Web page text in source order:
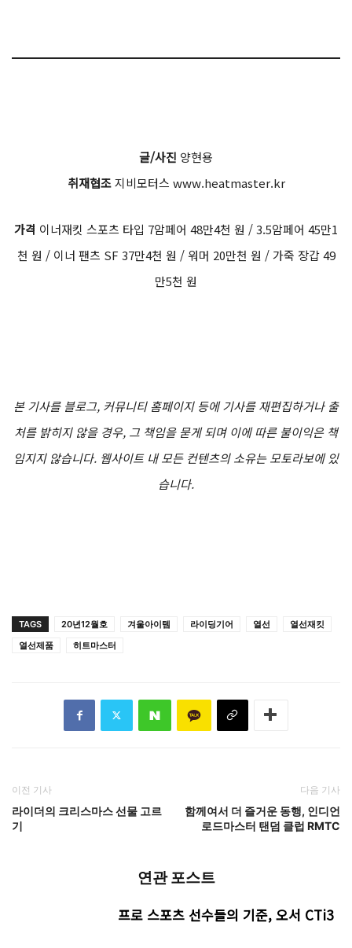
글/사진 양현용
취재협조지비모터스 www.heatmaster.kr
가격 이너재킷 스포츠 타입 7암페어 48만4천 원 / 3.5암페어 45만1
천 원 / 이너 팬츠 SF 37만4천 원 / 워머 20만천 원 / 가죽 장갑 49
만5천 원
본 기사를 블로그, 커뮤니티 홈페이지 등에 기사를 재편집하거나 출
처를 밝히지 않을 경우, 그 책임을 묻게 되며 이에 따른 불이익은 책
임지지 않습니다. 웹사이트 내 모든 컨텐츠의 소유는 모토라보에 있
습니다.
TAGS 20년12월호 겨울아이템 라이딩기어 열선
열선재킷
열선제품
히트마스터
이전 기사
라이더의 크리스마스 선물 고르
기
다음 기사
함께여서 더 즐거운 동행, 인디언
로드마스터 탠덤 클럽 RMTC
연관 포스트
프로 스포츠 선수들의 기준, 오서 CTi3